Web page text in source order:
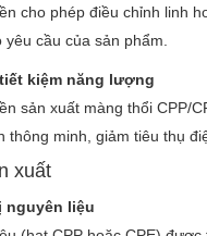
cho phép điều chỉnh linh
yêu cầu của sản phẩm.
kiệm năng lượng
sản xuất màng thổi CPP/
thông minh, giảm tiêu thụ
xuất
nguyên liệu